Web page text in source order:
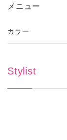
メニュー
カラー
Stylist